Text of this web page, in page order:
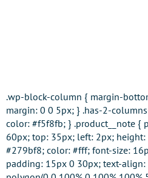
.wp-block-column { margin-
margin: 0 0 5px; } .has-2-
color: #f5f8fb; } .product__note {
60px; top: 35px; left: 2px;
#279bf8; color: #fff; font-size:
padding: 15px 0 30px; text-